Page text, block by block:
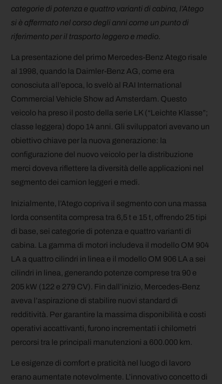
categorie di potenza e quattro varianti di cabina, l’Atego
si è affermato nel corso degli anni come un punto di
riferimento per il trasporto leggero e medio.
La presentazione del primo Mercedes-Benz Atego risale
al 1998, quando la Daimler-Benz AG, come era
conosciuta all’epoca, lo svelò al RAI International
Commercial Vehicle Show ad Amsterdam. Questo
veicolo ha preso il posto della serie LK (“Leichte Klasse”;
classe leggera) dopo 14 anni. Gli sviluppatori avevano un
obiettivo chiave per la nuova generazione: la
configurazione del nuovo veicolo per la distribuzione
merci doveva riflettere la diversità delle applicazioni nel
segmento dei camion leggeri e medi.
Inizialmente, l’Atego copriva il segmento con una massa
lorda consentita compresa tra 6,5 t e 15 t, offrendo 25 tipi
di base, sei categorie di potenza e quattro varianti di
cabina. La gamma di motori includeva il modello OM 904
LA a quattro cilindri in linea e il modello OM 906 LA a sei
cilindri in linea, generando potenze comprese tra 90 e
205 kW (122 e 279 CV). Fin dall’inizio, Mercedes-Benz
aveva l’aspirazione di stabilire nuovi standard di
redditività. Per garantire la massima disponibilità e costi
operativi accattivanti, furono incrementati i chilometri
percorsi tra le principali manutenzioni a 600.000 km.
Le esigenze di comfort e praticità nel luogo di lavoro
erano aumentate notevolmente. L’innovativo concetto di